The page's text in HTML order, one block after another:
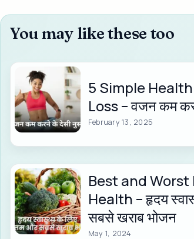
You may like these too
5 Simple
Loss – वजन कम
February 13, 2025
Best and
Health – हृदय
सबसे खराब भोजन
May 1, 2024